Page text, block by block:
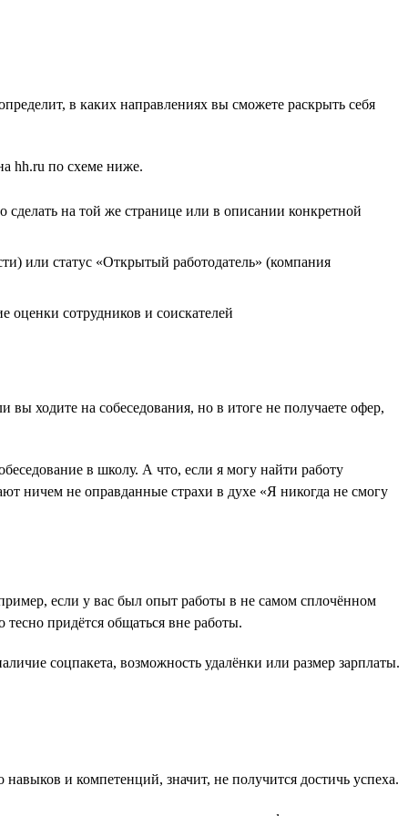
в каких направлениях вы сможете раскрыть себя
hh.ru по схеме ниже.
на той же странице или в описании конкретной
или статус «Открытый работодатель» (компания
сотрудников и соискателей
вы ходите на собеседования, но в итоге не получаете офер,
в школу. А что, если я могу найти работу
ничем не оправданные страхи в духе «Я никогда не смогу
если у вас был опыт работы в не самом сплочённом
придётся общаться вне работы.
соцпакета, возможность удалёнки или размер зарплаты.
и компетенций, значит, не получится достичь успеха.